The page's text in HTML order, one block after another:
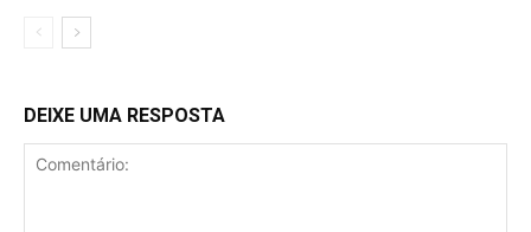
DEIXE UMA RESPOSTA